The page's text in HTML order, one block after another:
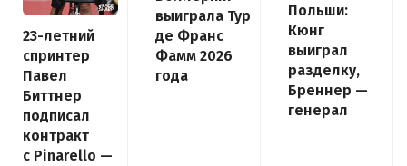
23-летний
спринтер
Павел
Биттнер
подписал
контракт
с Pinarello —
выиграла Тур
де Франс
Фамм 2026
года
Польши:
Кюнг
выиграл
разделку,
Бреннер —
генерал